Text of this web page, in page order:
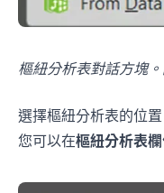
樞紐分析表對話方塊
選擇樞紐分析表的位
您可以在樞紐分析表